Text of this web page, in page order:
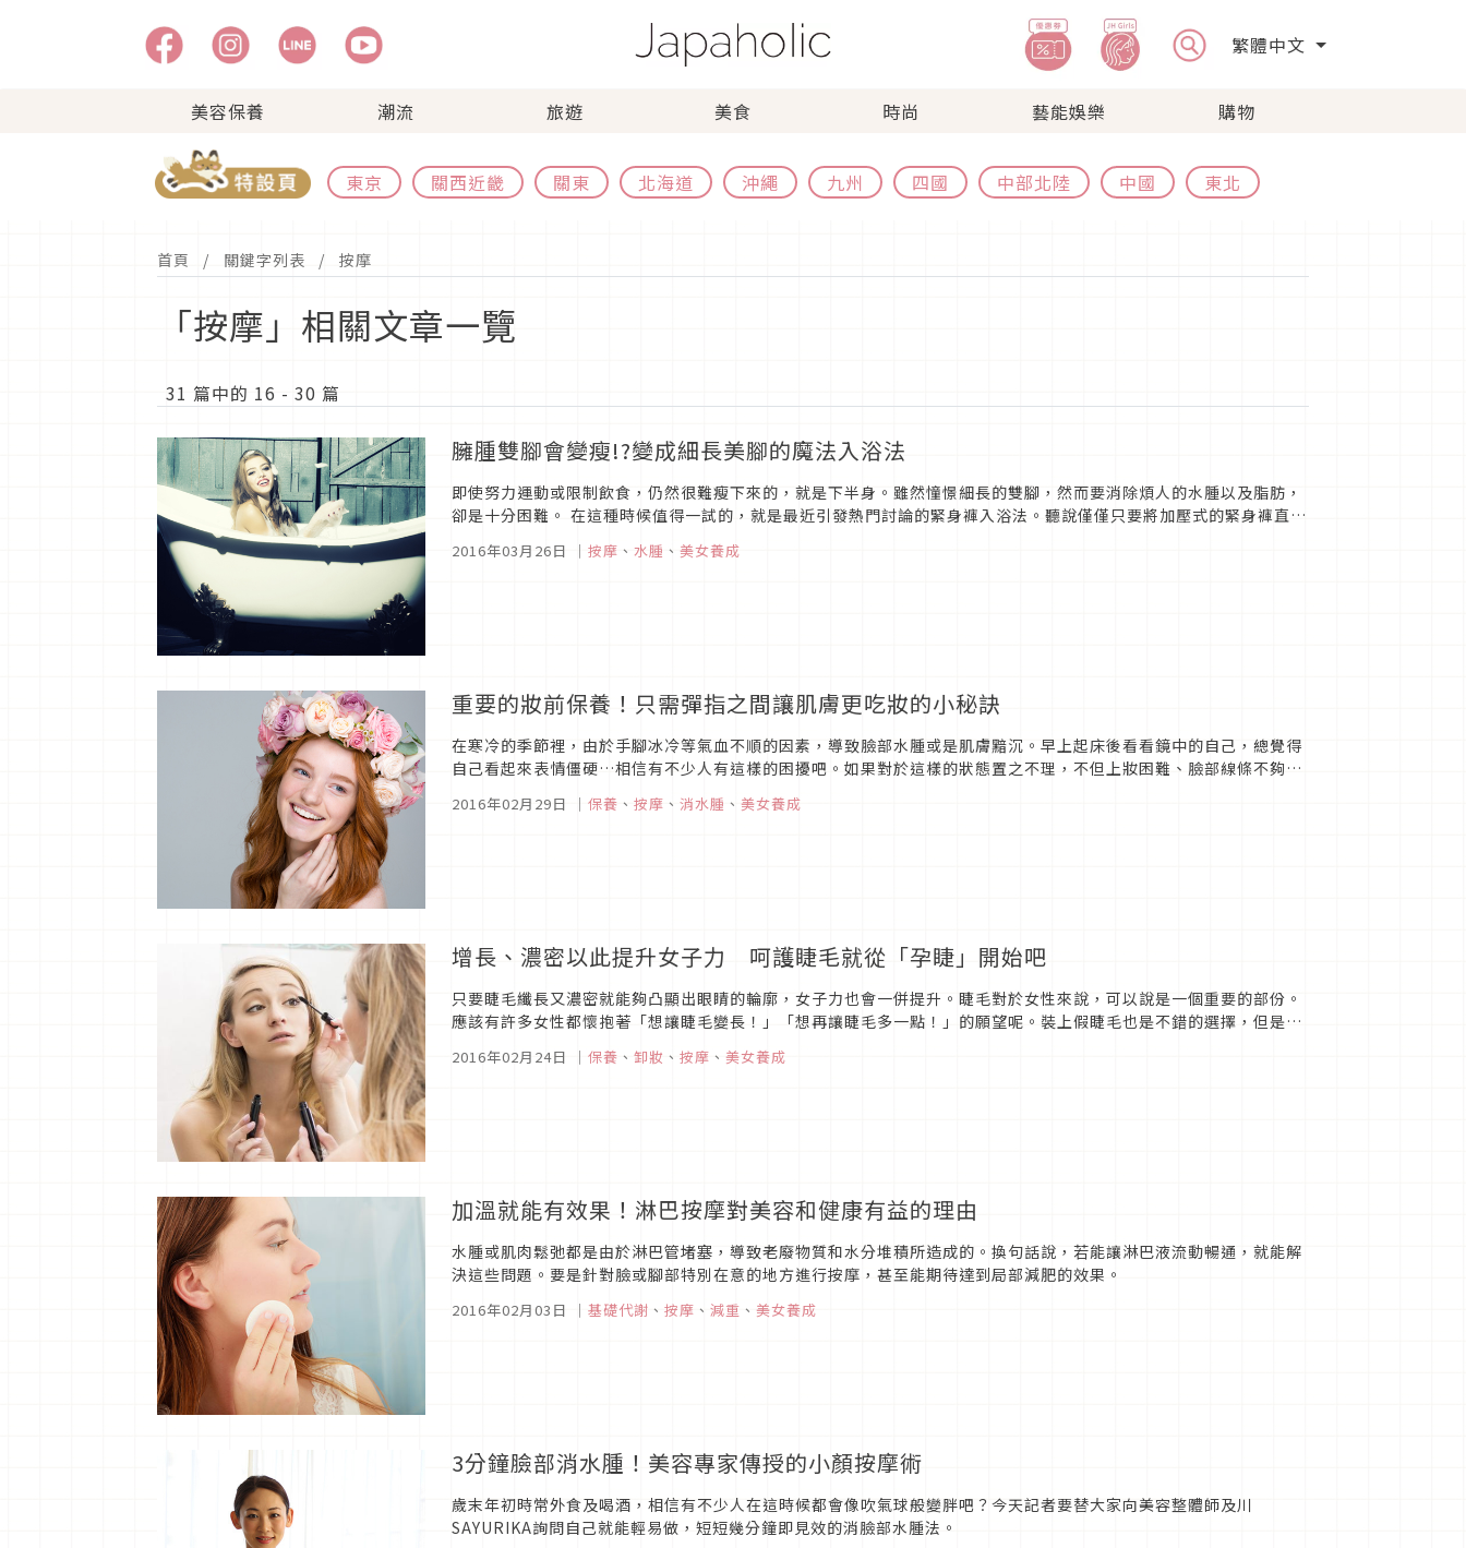
繁體中文
美容保養 潮流 旅遊 美食 時尚 藝能娛樂 購物
東京 關西近畿 關東 北海道 沖繩 九州 四國 中部北陸 中國 東北
首頁 關鍵字列表 按摩
「按摩」相關文章一覽
31 篇中的 16 - 30 篇
臃腫雙腳會變瘦!?變成細長美腳的魔法入浴法
即使努力運動或限制飲食，仍然很難瘦下來的，就是下半身。雖然憧憬細長的雙腳，然而要消除煩人的水腫以及脂肪，
卻是十分困難。 在這種時候值得一試的，就是最近引發熱門討論的緊身褲入浴法。聽說僅僅只要將加壓式的緊身褲直接
2016年03月26日 ｜ 按摩 、 水腫 、 美女養成
重要的妝前保養！只需彈指之間讓肌膚更吃妝的小秘訣
在寒冷的季節裡，由於手腳冰冷等氣血不順的因素，導致臉部水腫或是肌膚黯沉。早上起床後看看鏡中的自己，總覺得
自己看起來表情僵硬…相信有不少人有這樣的困擾吧。如果對於這樣的狀態置之不理，不但上妝困難、臉部線條不夠緊
2016年02月29日 ｜ 保養 、 按摩 、 消水腫 、 美女養成
增長、濃密以此提升女子力 呵護睫毛就從「孕睫」開始吧
只要睫毛纖長又濃密就能夠凸顯出眼睛的輪廓，女子力也會一併提升。睫毛對於女性來說，可以說是一個重要的部份。
應該有許多女性都懷抱著「想讓睫毛變長！」「想再讓睫毛多一點！」的願望呢。裝上假睫毛也是不錯的選擇，但是如
2016年02月24日 ｜ 保養 、 卸妝 、 按摩 、 美女養成
加溫就能有效果！淋巴按摩對美容和健康有益的理由
水腫或肌肉鬆弛都是由於淋巴管堵塞，導致老廢物質和水分堆積所造成的。換句話說，若能讓淋巴液流動暢通，就能解
決這些問題。要是針對臉或腳部特別在意的地方進行按摩，甚至能期待達到局部減肥的效果。
2016年02月03日 ｜ 基礎代謝 、 按摩 、 減重 、 美女養成
3分鐘臉部消水腫！美容專家傳授的小顏按摩術
歲末年初時常外食及喝酒，相信有不少人在這時候都會像吹氣球般變胖吧？今天記者要替大家向美容整體師及川
SAYURIKA詢問自己就能輕易做，短短幾分鐘即見效的消臉部水腫法。